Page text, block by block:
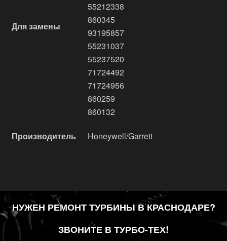
Для замены
55212338
860345
93195857
55231037
55237520
71724492
71724956
860259
860132
Производитель Honeywell/Garrett
НУЖЕН РЕМОНТ ТУРБИНЫ В КРАСНОДАРЕ?
ЗВОНИТЕ В ТУРБО-ТЕХ!